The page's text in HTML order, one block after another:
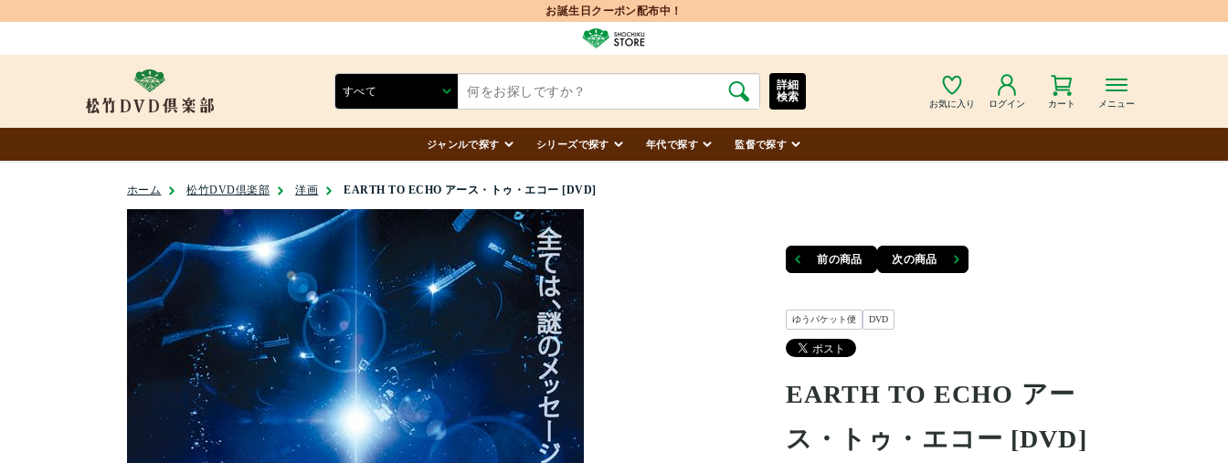
お誕生日クーポン配布中！
お気に入り ログイン カート メニュー
詳細
検索
ジャンルで探す シリーズで探す 年代で探す 監督で探す
ホーム 松竹DVD倶楽部 洋画 EARTH TO ECHO アース・トゥ・エコー [DVD]
前の商品 次の商品
ゆうパケット便 DVD
EARTH TO ECHO アー
ス・トゥ・エコー [DVD]